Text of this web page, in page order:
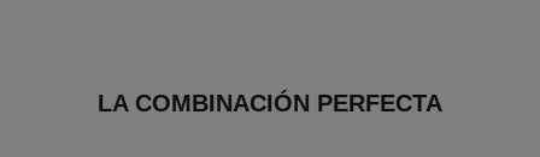
LA COMBINACIÓN PERFECTA